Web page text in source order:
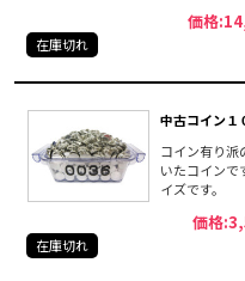
価格
在庫切れ
中古コイン
コイン有り派
いたコインで
イズです。
価格
在庫切れ